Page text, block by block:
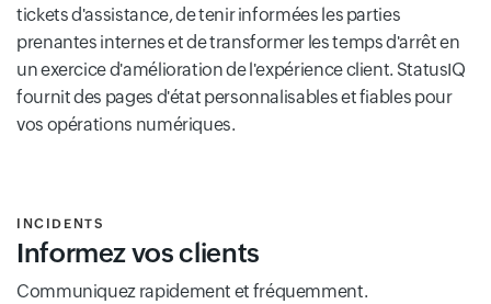
tickets d'assistance, de tenir informées les parties
prenantes internes et de transformer les temps d'arrêt en
un exercice d'amélioration de l'expérience client. StatusIQ
fournit des pages d'état personnalisables et fiables pour
vos opérations numériques.
INCIDENTS
Informez vos clients
Communiquez rapidement et fréquemment.